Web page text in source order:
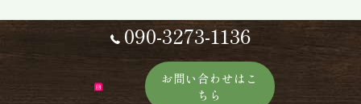
090-3273-1136
お問い合わせはこ
ちら